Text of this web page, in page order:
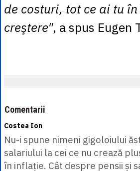
de costuri, tot ce ai tu
creştere", a spus Eugen
Comentarii
Costea Ion
Nu-i spune nimeni gigoloiului
salariului la cei ce nu crează
în inflație. Cât despre pensii și